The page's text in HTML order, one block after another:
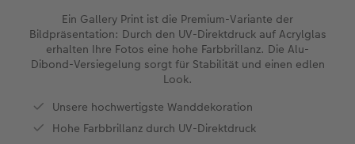
Einband mit Leder und Leinen
Erste Schritte
Bestellwege
Webinare
Fotosticker
Sofortfotos
Zubehör
Acrylglas
Alu Dibond
Foto auf Holz
Gallery Print
Postkarten
Einzelkarten im Direktversand
Faber-Castell
Art Prints
Foto-Geschenkbox
Geschenkidee
Holzhülle
Handykette
Wandkalender A3
Tischkalender Quadratisch
Mehrteilige Sofortfotos
Biometrische Passfotos
Filiale finden
Fotogeschenke zum Osterfest
für Brautpaare
für den JGA
Kundengeschichten
Ein Gallery Print ist die Premium-Variante der
Bildpräsentation: Durch den UV-Direktdruck auf Acrylglas
erhalten Ihre Fotos eine hohe Farbbrillanz. Die Alu-
Dibond-Versiegelung sorgt für Stabilität und einen edlen
Look.
Unsere hochwertigste Wanddekoration
Hohe Farbbrillanz durch UV-Direktdruck